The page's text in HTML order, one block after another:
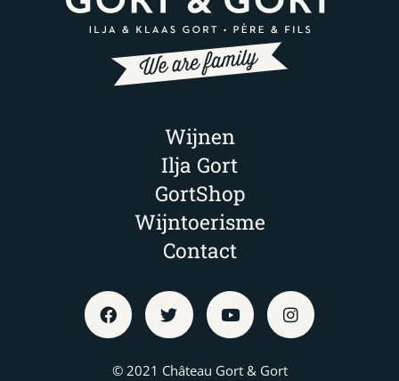
Wijnen
Ilja Gort
GortShop
Wijntoerisme
Contact
© 2021 Château Gort & Gort